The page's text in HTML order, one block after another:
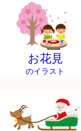
お花見
のイラスト